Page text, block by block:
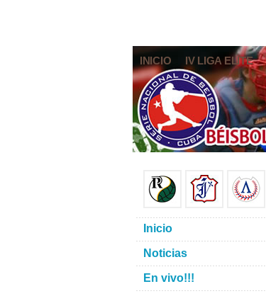
INICIO IV LIGA ELITE
Inicio
Noticias
En vivo!!!